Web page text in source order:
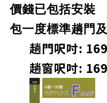
價錢已包括安裝
包一度標準趟門及
趟門呎吋:
趟窗呎吋: